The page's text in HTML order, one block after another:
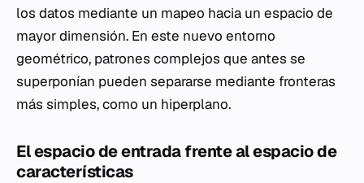
los datos mediante un mapeo hacia un espacio de
mayor dimensión. En este nuevo entorno
geométrico, patrones complejos que antes se
superponían pueden separarse mediante fronteras
más simples, como un hiperplano.
El espacio de entrada frente al espacio de
características